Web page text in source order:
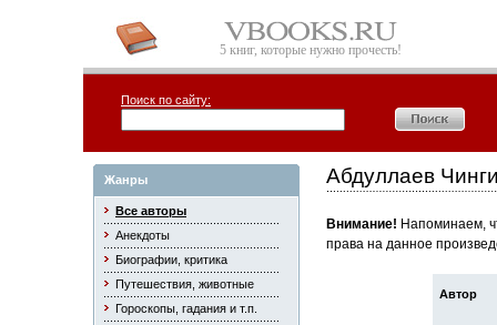
5 книг, которые нужно прочесть!
Поиск по сайту:
Жанры
Все авторы
Анекдоты
Биографии, критика
Путешествия, животные
Гороскопы, гадания и т.п.
Абдуллаев
Внимание! Напоминаем,
права на данное
Автор